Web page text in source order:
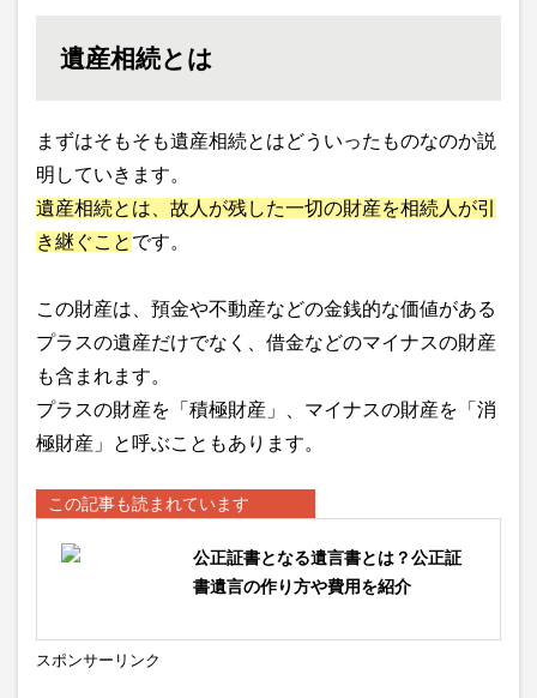
遺産相続とは
まずはそもそも遺産相続とはどういったものなのか説
明していきます。
遺産相続とは、故人が残した一切の財産を相続人が引
き継ぐこと です。
この財産は、預金や不動産などの金銭的な価値がある
プラスの遺産だけでなく、借金などのマイナスの財産
も含まれます。
プラスの財産を「積極財産」、マイナスの財産を「消
極財産」と呼ぶこともあります。
この記事も読まれています
公正証書となる遺言書とは？公正証
書遺言の作り方や費用を紹介
スポンサーリンク